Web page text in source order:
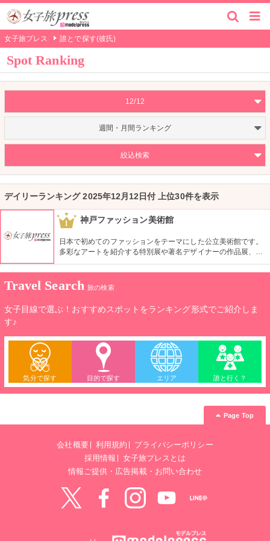
女子旅プレス 誰とで探す(彼氏)
Spot Ranking
12/12
週間・月間ランキング
絞込検索
デイリーランキング 2025年12月12日付 上位30件を表示
1 神戸ファッション美術館
日本で初めてのファッションをテーマにした公立美術館です。
多彩なアートを紹介する特別展や著名デザイナーの作品展、ラ
イブラリーなど見どころ充実。日ごろからファッションが好き
な方、ファッション業界の方、ファッションを学ぶ方、必見で
す。
Travel Search 旅の検索
女子目線で選ぶ！おすすめスポットをランキング形式でご紹介しま
す♪
気分で探す 目的で探す エリア 誰と行く？
Page Top
会社概要 利用規約
プライバシーポリシー
採用情報
女子旅プレスとは
情報ご提供・広告掲載・お問い合わせ